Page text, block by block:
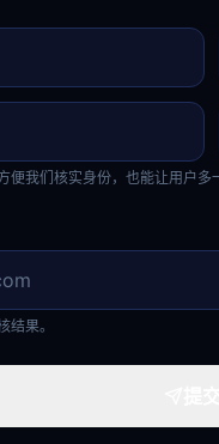
便我们核实身份，也能让用户多
结果。